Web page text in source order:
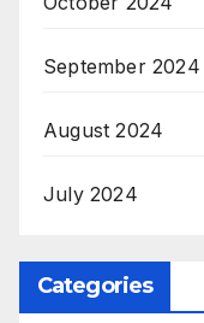
September 2024
August 2024
July 2024
Categories